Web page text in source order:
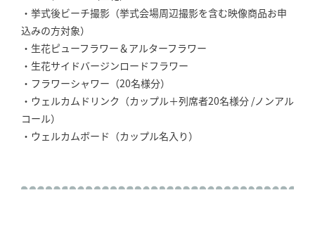
・挙式後ビーチ撮影（挙式会場周辺撮影を含む映像商品お申
込みの方対象）
・生花ピューフラワー＆アルターフラワー
・生花サイドバージンロードフラワー
・フラワーシャワー（20名様分）
・ウェルカムドリンク（カップル＋列席者20名様分 /ノンアル
コール）
・ウェルカムボード（カップル名入り）